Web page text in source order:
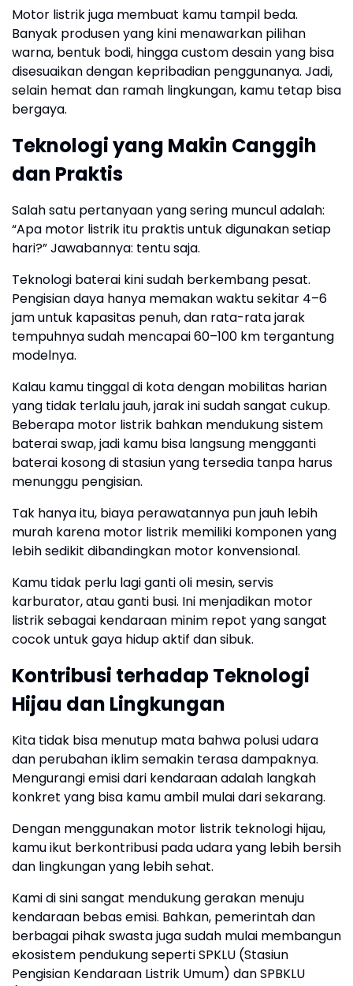
Motor listrik juga membuat kamu tampil beda.
Banyak produsen yang kini menawarkan pilihan
warna, bentuk bodi, hingga custom desain yang bisa
disesuaikan dengan kepribadian penggunanya. Jadi,
selain hemat dan ramah lingkungan, kamu tetap bisa
bergaya.
Teknologi yang Makin Canggih
dan Praktis
Salah satu pertanyaan yang sering muncul adalah:
“Apa motor listrik itu praktis untuk digunakan setiap
hari?” Jawabannya: tentu saja.
Teknologi baterai kini sudah berkembang pesat.
Pengisian daya hanya memakan waktu sekitar 4–6
jam untuk kapasitas penuh, dan rata-rata jarak
tempuhnya sudah mencapai 60–100 km tergantung
modelnya.
Kalau kamu tinggal di kota dengan mobilitas harian
yang tidak terlalu jauh, jarak ini sudah sangat cukup.
Beberapa motor listrik bahkan mendukung sistem
baterai swap, jadi kamu bisa langsung mengganti
baterai kosong di stasiun yang tersedia tanpa harus
menunggu pengisian.
Tak hanya itu, biaya perawatannya pun jauh lebih
murah karena motor listrik memiliki komponen yang
lebih sedikit dibandingkan motor konvensional.
Kamu tidak perlu lagi ganti oli mesin, servis
karburator, atau ganti busi. Ini menjadikan motor
listrik sebagai kendaraan minim repot yang sangat
cocok untuk gaya hidup aktif dan sibuk.
Kontribusi terhadap Teknologi
Hijau dan Lingkungan
Kita tidak bisa menutup mata bahwa polusi udara
dan perubahan iklim semakin terasa dampaknya.
Mengurangi emisi dari kendaraan adalah langkah
konkret yang bisa kamu ambil mulai dari sekarang.
Dengan menggunakan motor listrik teknologi hijau,
kamu ikut berkontribusi pada udara yang lebih bersih
dan lingkungan yang lebih sehat.
Kami di sini sangat mendukung gerakan menuju
kendaraan bebas emisi. Bahkan, pemerintah dan
berbagai pihak swasta juga sudah mulai membangun
ekosistem pendukung seperti SPKLU (Stasiun
Pengisian Kendaraan Listrik Umum) dan SPBKLU